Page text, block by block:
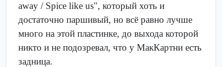
away / Spice like us", который хоть и
достаточно паршивый, но всё равно лучше
много на этой пластинке, до выхода которой
никто и не подозревал, что у МакКартни есть
задница.